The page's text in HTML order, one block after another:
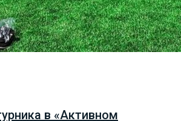
в «Активном